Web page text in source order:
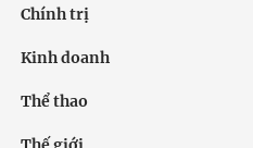
Chính trị
Kinh doanh
Thể thao